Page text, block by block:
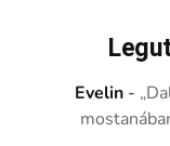
Evelin -